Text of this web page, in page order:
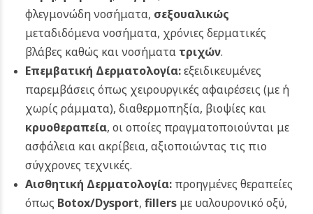
φλεγμονώδη νοσήματα, σεξουαλικώς
μεταδιδόμενα νοσήματα, χρόνιες δερματικές
βλάβες καθώς και νοσήματα τριχών.
Επεμβατική Δερματολογία:εξειδικευμένες
παρεμβάσεις όπως χειρουργικές αφαιρέσεις (με ή
χωρίς ράμματα), διαθερμοπηξία, βιοψίες και
κρυοθεραπεία, οι οποίες πραγματοποιούνται με
ασφάλεια και ακρίβεια, αξιοποιώντας τις πιο
σύγχρονες τεχνικές.
Αισθητική Δερματολογία:προηγμένες θεραπείες
όπως Botox/Dysport, fillersμε υαλουρονικό οξύ,